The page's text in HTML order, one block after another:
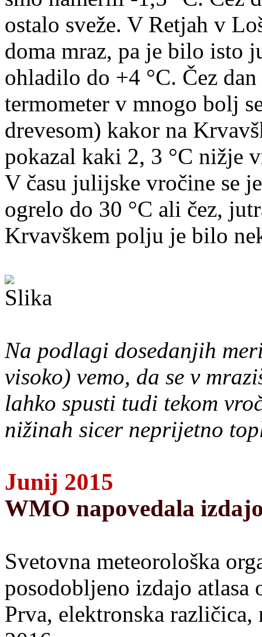
ostalo sveže. V Retjah v
doma mraz, pa je bilo isto
ohladilo do +4 °C. Čez
termometer v mnogo bolj
drevesom) kakor na
pokazal kaki 2, 3 °C nižje
V času julijske vročine se
ogrelo do 30 °C ali čez,
Krvavškem polju je bilo
Na podlagi dosedanjih
visoko) vemo, da se v
lahko spusti tudi tekom
nižinah sicer neprijetno
Junij 2015
WMO napovedala
Svetovna meteorološka
posodobljeno izdajo atlasa
Prva, elektronska